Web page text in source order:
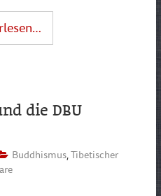
die DBU
Buddhismus,Tibetischer